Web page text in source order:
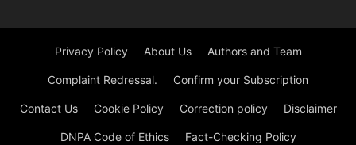
Privacy Policy About Us Authors and Team
Complaint Redressal. Confirm your Subscription
Contact Us Cookie Policy Correction policy Disclaimer
DNPA Code of Ethics Fact-Checking Policy